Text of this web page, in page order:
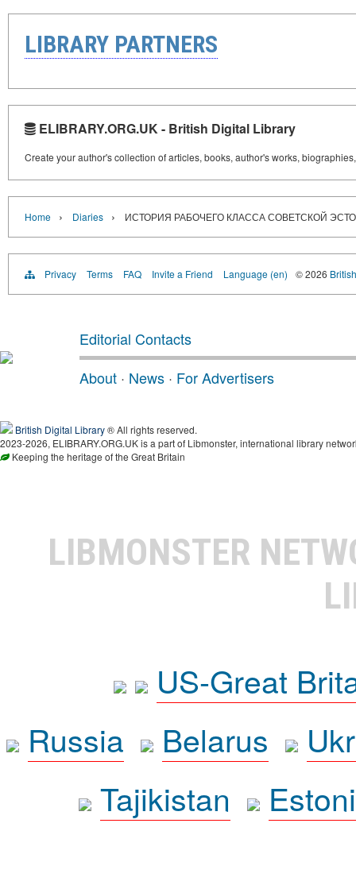
LIBRARY PARTNERS
ELIBRARY.ORG.UK - British Digital Library
Create your author's collection of articles, books, author's works,
Home › Diaries › ИСТОРИЯ РАБОЧЕГО КЛАССА СОВЕТСКОЙ
Privacy Terms FAQ Invite a Friend Language (en) © 2026
Editorial Contacts
About · News · For Advertisers
British Digital Library® All rights reserved.
2023-2026, ELIBRARY.ORG.UK is a part of Libmonster, international library
Keeping the heritage of the Great Britain
LIBMONSTER
US-Great
Russia
Belarus
Tajikistan